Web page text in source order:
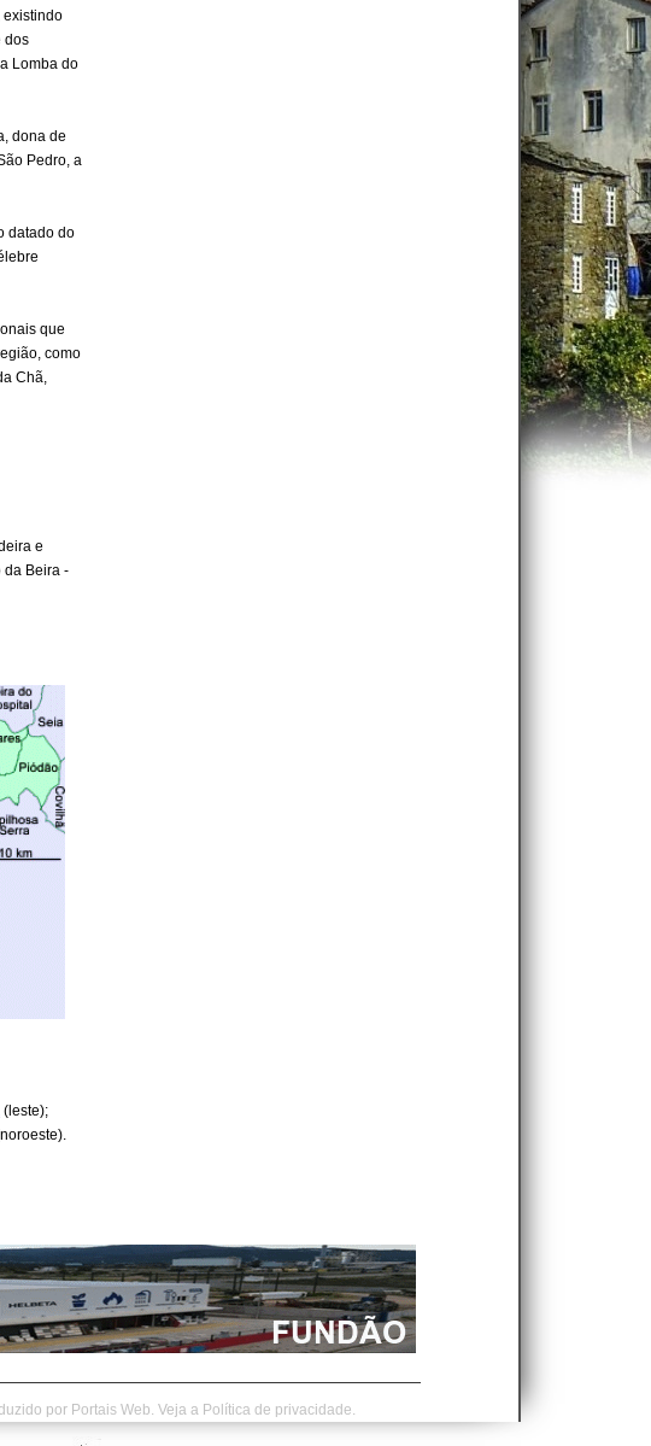
existindo
dos
Lomba do
dona de
Pedro, a
datado do
que
como
Chã,
e
da Beira -
(leste);
por Portais Web. Veja a Política de privacidade.